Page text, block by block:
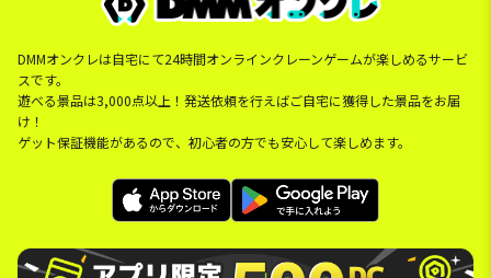
DMMオンクレは自宅にて24時間オンラインクレーンゲームが楽しめるサービ
スです。
遊べる景品は3,000点以上！発送依頼を行えばご自宅に獲得した景品をお届
け！
ゲット保証機能があるので、初心者の方でも安心して楽しめます。